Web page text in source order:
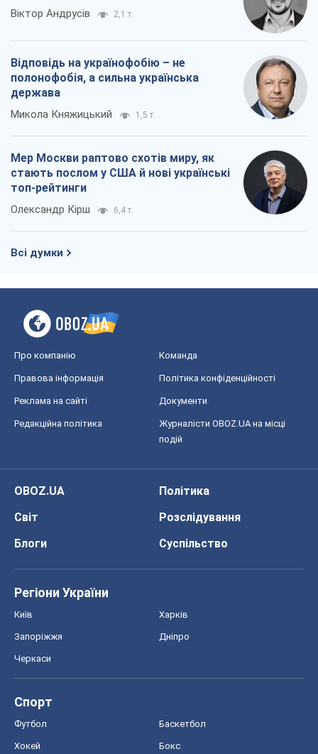
Віктор Андрусів 2,1 т.
Відповідь на українофобію – не
полонофобія, а сильна українська
держава
Микола Княжицький 1,5 т.
Мер Москви раптово схотів миру, як
стають послом у США й нові українські
топ-рейтинги
Олександр Кірш 6,4 т.
Всі думки
Про компанію Команда
Правова інформація Політика конфіденційності
Реклама на сайті Документи
Редакційна політика
Журналісти OBOZ.UA на місці
подій
OBOZ.UA
Політика
Світ
Розслідування
Блоги
Суспільство
Регіони України
Київ Харків
Запоріжжя Дніпро
Черкаси
Спорт
Футбол Баскетбол
Хокей Бокс